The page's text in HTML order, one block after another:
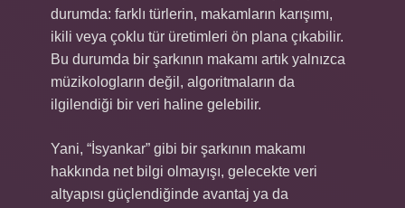
durumda: farklı türlerin, makamların karışımı,
ikili veya çoklu tür üretimleri ön plana çıkabilir.
Bu durumda bir şarkının makamı artık yalnızca
müzikologların değil, algoritmaların da
ilgilendiği bir veri haline gelebilir.
Yani, “İsyankar” gibi bir şarkının makamı
hakkında net bilgi olmayışı, gelecekte veri
altyapısı güçlendiğinde avantaj ya da